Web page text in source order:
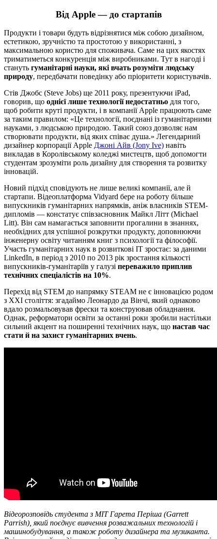
Від Apple — до стартапів
Продукти і товари будуть відрізнятися між собою дизайном,
естетикою, зручністю та простотою у використанні, з
максимальною користю для споживача. Саме на цих якостях
триматиметься конкуренція між виробниками. Тут в нагоді і
стануть гуманітарні науки, які вчать розуміти людську
природу, передбачати поведінку або пріоритети користувачів.
Стів Джобс (Steve Jobs) ще 2011 року, презентуючи iPad,
говорив, що однієї лише технології недостатньо для того,
щоб робити круті продукти, і в компанії Apple працюють саме
за таким правилом: «Це технології, поєднані із гуманітарними
науками, з людською природою. Такий союз дозволяє нам
створювати продукти, від яких співає душа.» Легендарний
дизайнер корпорації Apple Джоні Айв (Jony Ive) навіть
викладав в Королівському коледжі мистецтв, щоб допомогти
студентам зрозуміти роль дизайну для створення та розвитку
інновацій.
Новий підхід сповідують не лише великі компанії, але й
стартапи. Відеоплатформа Vidyard бере на роботу більше
випускників гуманітарних напрямків, аніж власників STEM-
дипломів — констатує співзасновник Майкл Літт (Michael
Litt). Він сам намагається заповнити прогалини в знаннях,
необхідних для успішної розкрутки продукту, доповнюючи
інженерну освіту читанням книг з психології та філософії.
Участь гуманітарних наук в розвиткові IT зростає: за даними
LinkedIn, в період з 2010 по 2013 рік зростання кількості
випускників-гуманітаріїв у галузі переважило приплив
технічних спеціалістів на 10%.
Перехід від STEM до напрямку STEAM не є інновацією родом
з XXI століття: згадаймо Леонардо да Вінчі, який однаково
вдало розмальовував фрески та конструював обладнання.
Однак, реформатори освіти за останні роки зробили настільки
сильний акцент на поширенні технічних наук, що настав час
стати й на захист гуманітарних вчень.
Відеорозповідь студента з MIT Гарета Періша (Garrett
Parrish), який поєднує вивчення розважальних технологій і
машинобудування, а також роботу дизайнера та музиканта.